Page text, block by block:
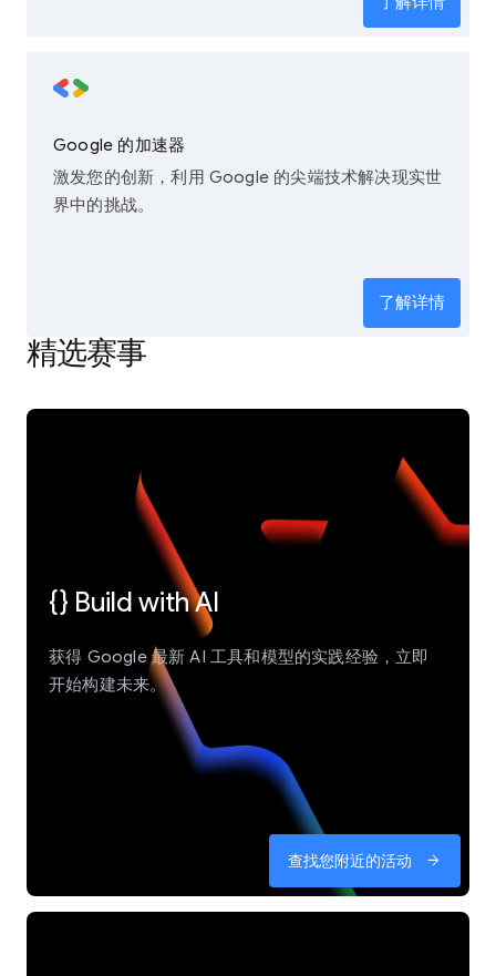
Google 的加速器
激发您的创新，利用 Google 的尖端技术解决现实世
界中的挑战。
了解详情
精选赛事
{} Build with AI
获得 Google 最新 AI 工具和模型的实践经验，立即
开始构建未来。
查找您附近的活动 arrow_forward